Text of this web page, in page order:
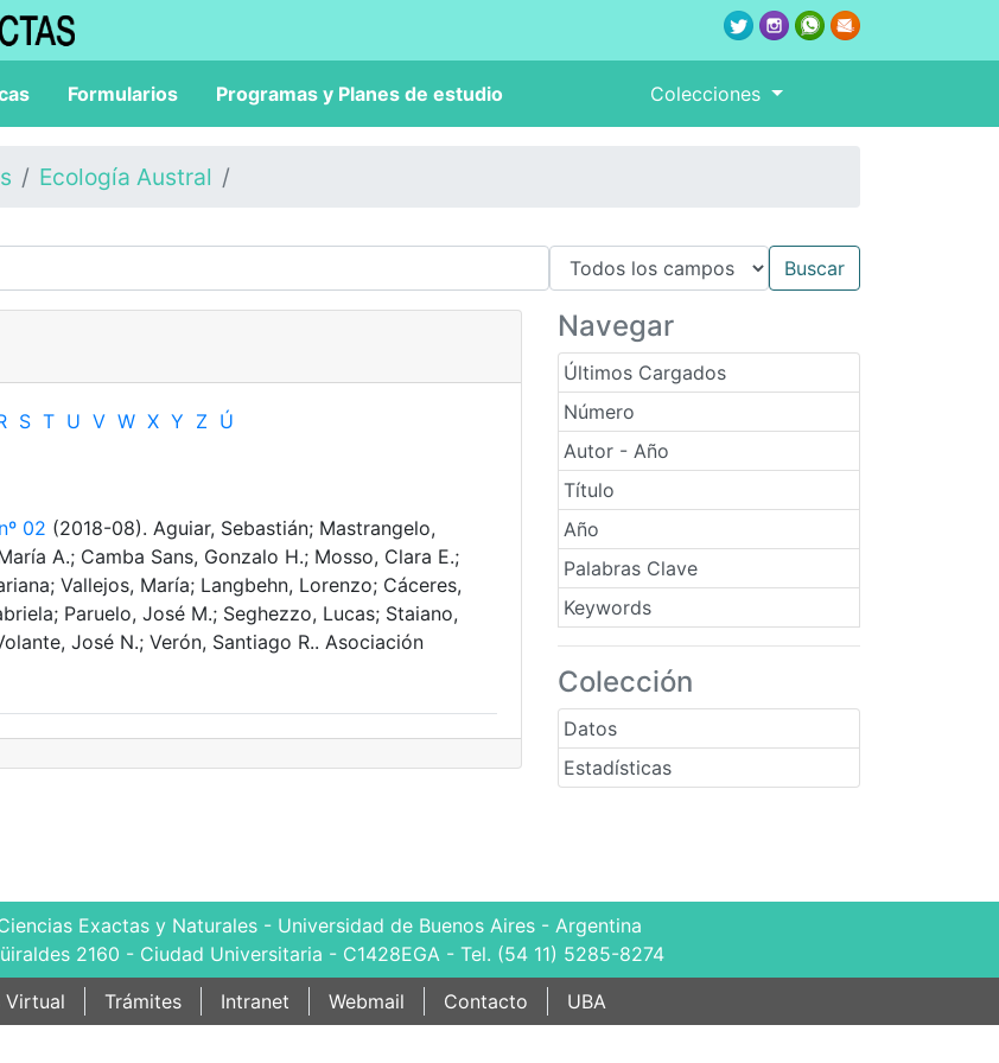
Formularios Programas y Planes de estudio Colecciones
Ecología Austral
Navegar
Últimos Cargados
Número
Autor - Año
Título
Año
Palabras Clave
Keywords
Colección
Datos
Estadísticas
S T U V W X Y Z Ú
02 (2018-08). Aguiar, Sebastián; Mastrangelo,
A.; Camba Sans, Gonzalo H.; Mosso, Clara E.;
Vallejos, María; Langbehn, Lorenzo; Cáceres,
Paruelo, José M.; Seghezzo, Lucas; Staiano,
José N.; Verón, Santiago R.. Asociación
Exactas y Naturales - Universidad de Buenos Aires - Argentina
2160 - Ciudad Universitaria - C1428EGA - Tel. (54 11) 5285-8274
Virtual Trámites Intranet Webmail Contacto UBA